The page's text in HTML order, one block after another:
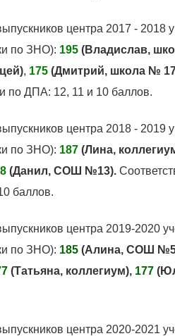
центра 2017 - 2018
по ЗНО): 195 (Владислав,
, 175 (Дмитрий, школа №
по ДПА: 12, 11 и 10 баллов.
центра 2018 - 2019
по ЗНО): 187 (Лина,
(Данил, СОШ №13).
баллов.
центра 2019-2020
по ЗНО): 185 (Алина, СОШ
(Татьяна, коллегиум), 177
центра 2020-2021